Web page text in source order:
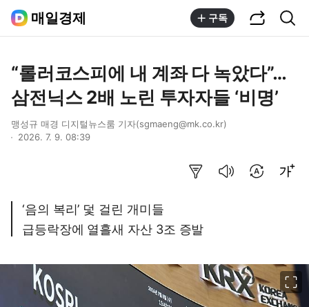
매일경제 구독
“롤러코스피에 내 계좌 다 녹았다”…
삼전닉스 2배 노린 투자자들 ‘비명’
맹성규 매경 디지털뉴스룸 기자(sgmaeng@mk.co.kr)
2026. 7. 9. 08:39
‘음의 복리’ 덫 걸린 개미들
급등락장에 열흘새 자산 3조 증발